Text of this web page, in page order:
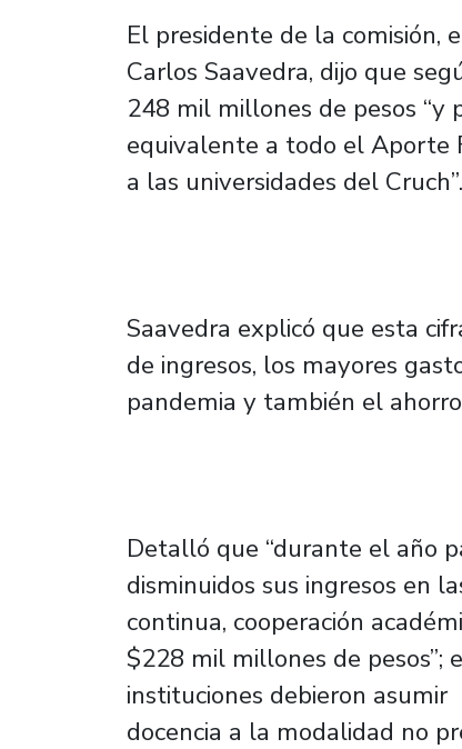
El presidente de la comisión,
Carlos Saavedra, dijo que
248 mil millones de pesos “y
equivalente a todo el Aporte
a las universidades del Cruch”.
Saavedra explicó que esta
de ingresos, los mayores
pandemia y también el
Detalló que “durante el año
disminuidos sus ingresos en
continua, cooperación
$228 mil millones de pesos”;
instituciones debieron
docencia a la modalidad no